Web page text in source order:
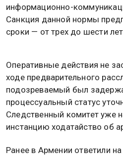
информационно-
Санкция данной нормы
сроки — от трех до шести
Оперативные действия не
ходе предварительного
подозреваемый был
процессуальный статус
Следственный комитет уже
инстанцию ходатайство об
Ранее в Армении ответили